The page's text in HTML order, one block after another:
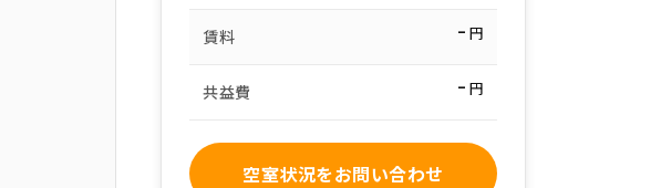
賃料 - 円
共益費 - 円
空室状況をお問い合わせ